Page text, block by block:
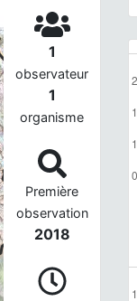
1
observateur
1
organisme
Première
observation
2018